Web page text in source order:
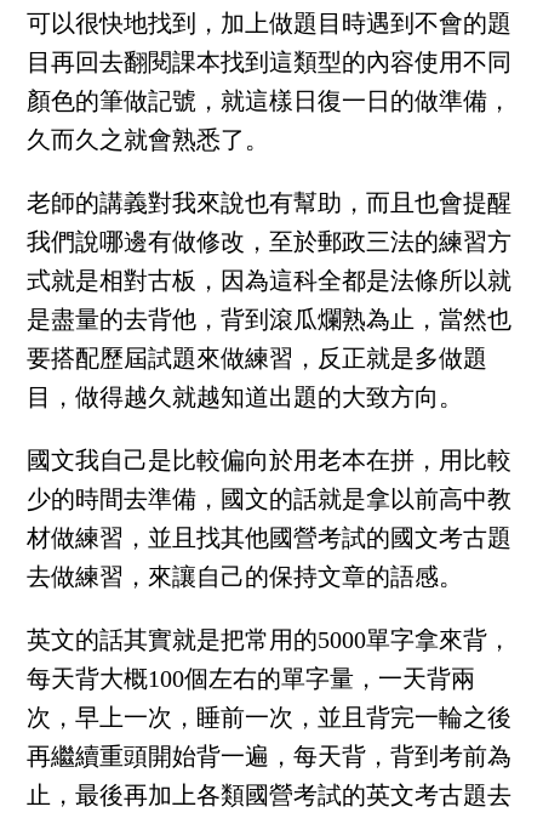
可以很快地找到，加上做題目時遇到不會的題
目再回去翻閱課本找到這類型的內容使用不同
顏色的筆做記號，就這樣日復一日的做準備，
久而久之就會熟悉了。
老師的講義對我來說也有幫助，而且也會提醒
我們說哪邊有做修改，至於郵政三法的練習方
式就是相對古板，因為這科全都是法條所以就
是盡量的去背他，背到滾瓜爛熟為止，當然也
要搭配歷屆試題來做練習，反正就是多做題
目，做得越久就越知道出題的大致方向。
國文我自己是比較偏向於用老本在拼，用比較
少的時間去準備，國文的話就是拿以前高中教
材做練習，並且找其他國營考試的國文考古題
去做練習，來讓自己的保持文章的語感。
英文的話其實就是把常用的5000單字拿來背，
每天背大概100個左右的單字量，一天背兩
次，早上一次，睡前一次，並且背完一輪之後
再繼續重頭開始背一遍，每天背，背到考前為
止，最後再加上各類國營考試的英文考古題去